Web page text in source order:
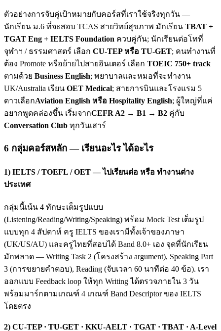
ตัวอย่างการจับคู่เป้าหมายกับคอร์สที่เราใช้จริงทุกวัน —
นักเรียน ม.6 ที่จะสอบ TCAS สายวิทย์สุขภาพ มักเรียน TBAT +
TGAT Eng + IELTS Foundation ควบคู่กัน; นักเรียนต่อโทที่
จุฬาฯ / ธรรมศาสตร์ เลือก CU-TEP หรือ TU-GET; คนทำงานที่
ต้อง Promote หรือย้ายไปสายอินเตอร์ เลือก TOEIC 750+ track
ตามด้วย Business English; พยาบาลและหมอที่จะทำงาน
UK/Australia เรียน OET Medical; สายการบินและโรงแรม 5
ดาวเลือกAviation English หรือ Hospitality English; ผู้ใหญ่ที่แค่
อยากพูดคล่องขึ้น เริ่มจากCEFR A2 → B1 → B2 คู่กับ
Conversation Club ทุกวันเสาร์
6 กลุ่มคอร์สหลัก — เรียนอะไร ได้อะไร
1) IELTS / TOEFL / OET — ไปเรียนต่อ หรือ ทำงานต่าง
ประเทศ
กลุ่มนี้เน้น 4 ทักษะเต็มรูปแบบ
(Listening/Reading/Writing/Speaking) พร้อม Mock Test เต็มรูป
แบบทุก 4 สัปดาห์ ครู IELTS ของเรามีทั้งเจ้าของภาษา
(UK/US/AU) และครูไทยที่สอบได้ Band 8.0+ เอง จุดที่นักเรียน
มักพลาด — Writing Task 2 (โครงสร้าง argument), Speaking Part
3 (การขยายคำตอบ), Reading (จับเวลา 60 นาทีต่อ 40 ข้อ). เรา
ออกแบบ Feedback loop ให้ทุก Writing ได้ตรวจภายใน 3 วัน
พร้อมมาร์กตามเกณฑ์ 4 เกณฑ์ Band Descriptor ของ IELTS
โดยตรง
2) CU-TEP · TU-GET · KKU-AELT · TGAT · TBAT · A-Level